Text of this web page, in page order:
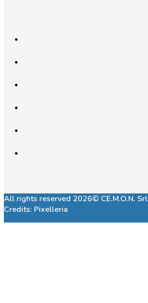
All rights reserved 2026© CE.M.O.N. Srl
Credits: Pixelleria